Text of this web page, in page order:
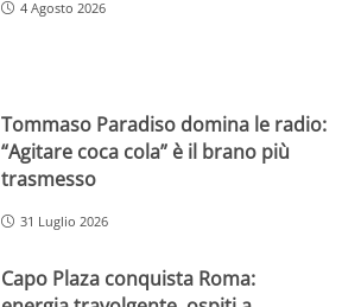
4 Agosto 2026
Tommaso Paradiso domina le radio:
“Agitare coca cola” è il brano più
trasmesso
31 Luglio 2026
Capo Plaza conquista Roma: